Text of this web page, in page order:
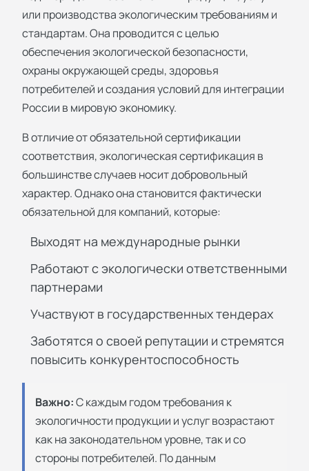
или производства экологическим требованиям и
стандартам. Она проводится с целью
обеспечения экологической безопасности,
охраны окружающей среды, здоровья
потребителей и создания условий для интеграции
России в мировую экономику.
В отличие от обязательнойсертификации
соответствия, экологическая сертификация в
большинстве случаев носит добровольный
характер. Однако она становится фактически
обязательной для компаний, которые:
Выходят на международные рынки
Работают с экологически ответственными
партнерами
Участвуют в государственных тендерах
Заботятся о своей репутации и стремятся
повысить конкурентоспособность
Важно:С каждым годом требования к
экологичности продукции и услуг возрастают
как на законодательном уровне, так и со
стороны потребителей. По данным